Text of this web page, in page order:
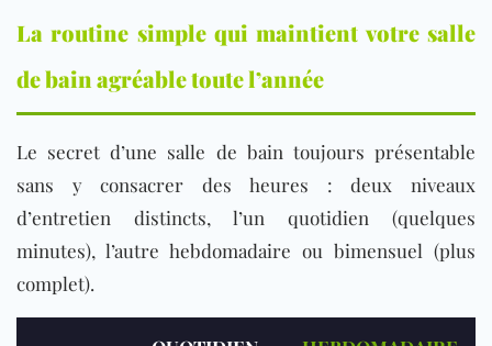
La routine simple qui maintient votre salle
de bain agréable toute l’année
Le secret d’une salle de bain toujours présentable
sans y consacrer des heures : deux niveaux
d’entretien distincts, l’un quotidien (quelques
minutes), l’autre hebdomadaire ou bimensuel (plus
complet).